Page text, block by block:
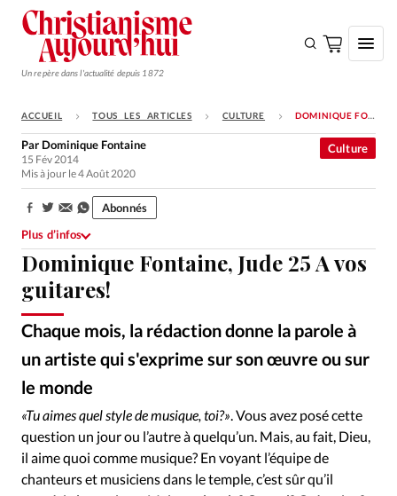
Un repère dans l'actualité depuis 1872
S'ABONNER
Monde
Opinions
Tous les articles
Faire un don
Emploi
Se connecter
Édition: Internationale
Devise:CHF
RUBRIQUES
Tous les articles
Actualité chrétienne
ACCUEIL TOUS LES ARTICLES CULTURE DOMINIQUE FONTAINE, JUDE 25 A VOS GUITARES!
Dominique Fontaine, Jude 25 A vos
guitares!
Chaque mois, la rédaction donne la parole à
un artiste qui s'exprime sur son œuvre ou sur
le monde
Culture
Par Dominique Fontaine
15 Fév 2014
Mis à jour le 4 Août 2020
Partager:
Abonnés
Plus d’infos
«Tu aimes quel style de musique, toi?» . Vous avez posé cette
question un jour ou l’autre à quelqu’un. Mais, au fait, Dieu,
il aime quoi comme musique? En voyant l’équipe de
chanteurs et musiciens dans le temple, c’est sûr qu’il